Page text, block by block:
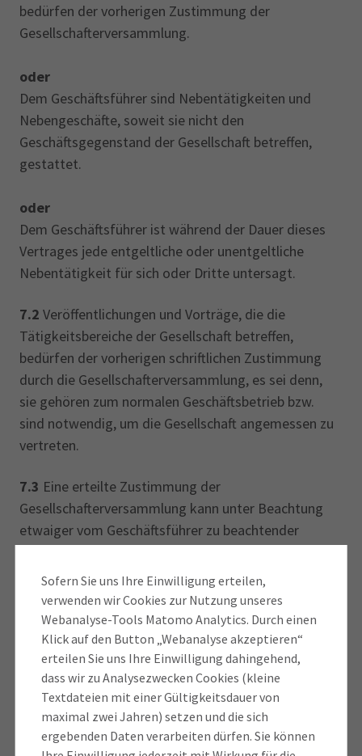
Sofern Sie uns Ihre Einwilligung erteilen,
verwenden wir Cookies zur Nutzung unseres
Webanalyse-Tools Matomo Analytics. Durch einen
Klick auf den Button „Webanalyse akzeptieren“
erteilen Sie uns Ihre Einwilligung dahingehend,
dass wir zu Analysezwecken Cookies (kleine
Textdateien mit einer Gültigkeitsdauer von
maximal zwei Jahren) setzen und die sich
ergebenden Daten verarbeiten dürfen. Sie können
bedürfen der vorherigen Zustimmung der
Gesellschafterversammlung.
oder
Dem Geschäftsführer sind Nebentätigkeiten und
Nebengeschäfte, soweit sie nicht den
Geschäftsgegenstand der Gesellschaft betreffen,
gestattet.
oder
Dem Geschäftsführer ist während der Dauer dieses
Vertrages jede entgeltliche oder unentgeltliche
Nebentätigkeit für sich oder Dritte untersagt.
7.2 Veröffentlichungen und Vorträge, die die
Tätigkeitsbereiche der Gesellschaft betreffen,
bedürfen der vorherigen schriftlichen Zustimmung
durch die Gesellschafterversammlung, es sei denn,
sie gehören zum normalen Geschäftsbetrieb bzw.
sind notwendig, um die Gesellschaft angemessen zu
vertreten.
7.3 Eine erteilte Zustimmung der
Gesellschafterversammlung kann unter Beachtung
etwaiger vom Geschäftsführer zu beachtender
Die Übernahme von Ämtern in Aufsichtsgremien,
sowie die Übernahme bzw. Beteiligung in anderen
Unternehmen, und Organisationen bedarf der
vorherigen schriftlichen Zustimmung durch die
Gesellschafterversammlung. Die zur Übernahme
eines Amtes erteilte Zustimmung ist jederzeit
widerruflich, wobei im Falle eines Widerrufs
bestehende Fristvorschriften für die Beendigung des